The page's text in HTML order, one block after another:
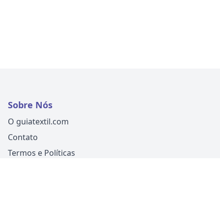
Sobre Nós
O guiatextil.com
Contato
Termos e Políticas